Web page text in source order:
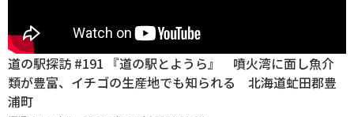
道の駅探訪 #191 『道の駅とようら』 噴火湾に面し魚介
類が豊富、イチゴの生産地でも知られる 北海道虻田郡豊
浦町